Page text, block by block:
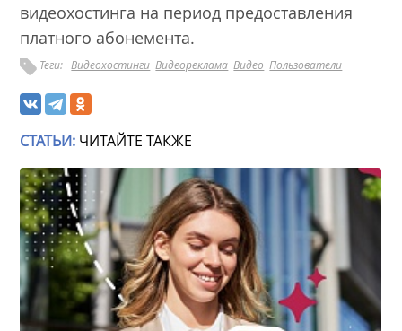
видеохостинга на период предоставления
платного абонемента.
Теги: Видеохостинги Видеореклама Видео Пользователи
СТАТЬИ: ЧИТАЙТЕ ТАКЖЕ